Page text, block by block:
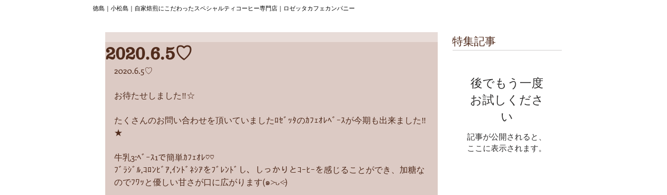
徳島｜小松島｜自家焙煎にこだわったスペシャルティコーヒー専門店｜ロゼッタカフェカンパニー
2020.6.5♡
2020.6.5♡
お待たせしました‼︎☆
たくさんのお問い合わせを頂いていましたﾛｾﾞｯﾀのｶﾌｪｵﾚﾍﾞｰｽが今期も出来ました‼︎
★
牛乳3:ﾍﾞｰｽ1で簡単ｶﾌｪｵﾚ♡♡
ﾌﾞﾗｼﾞﾙ,ｺﾛﾝﾋﾞｱ,ｲﾝﾄﾞﾈｼｱをﾌﾞﾚﾝﾄﾞし、しっかりとｺｰﾋｰを感じることができ、加糖な
のでﾌﾜｯと優しい甘さが口に広がります(๑˃̵ᴗ˂̵)
特集記事
後でもう一度
お試しくださ
い
記事が公開されると、
ここに表示されます。